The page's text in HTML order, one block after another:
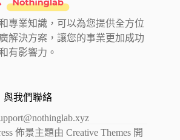
專業知識，可以為您提供全方位
解決方案，讓您的事業更加成功
有影響力。
與我們聯絡
佈景主題由Creative Themes 開